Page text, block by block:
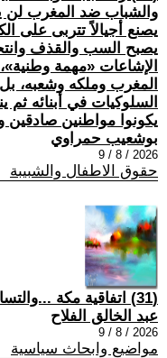
والشباب ضد المغرب لن
يصنع أجيالاً تتربى على
يصبح السب والقذف
الإشاعات «مهمة
المغرب وملكه وشعبه،
السلوكيات في أبنائه ثم
يكونوا مواطنين صادقين
بوشعيب حمراوي
2026 / 8 / 9
حقوق الاطفال والشبيبة
(31) اتفاقية مكة ...والتساؤلات عن المغزى
عبد الخالق الفلاح
2026 / 8 / 9
مواضيع وابحاث سياسية